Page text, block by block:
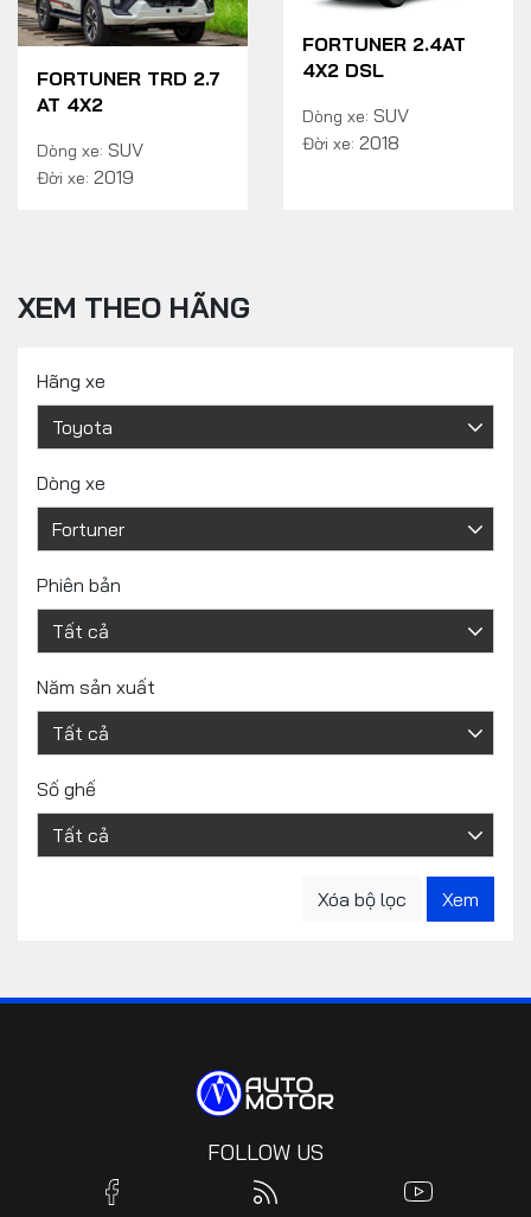
FORTUNER TRD 2.7
AT 4X2
Dòng xe: SUV
Đời xe: 2019
FORTUNER 2.4AT
4X2 DSL
Dòng xe: SUV
Đời xe: 2018
XEM THEO HÃNG
Hãng xe
Dòng xe
Phiên bản
Năm sản xuất
Số ghế
FOLLOW US